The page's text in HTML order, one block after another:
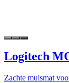
Logitech
Zachte muismat